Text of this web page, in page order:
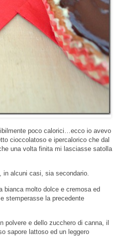
poco calorici…ecco io avevo
cioccolatoso e ipercalorico che dal
una volta finita mi lasciasse satolla
in alcuni casi, sia secondario.
bianca molto dolce e cremosa ed
stemperasse la precedente
polvere e dello zucchero di canna, il
sapore lattoso ed un leggero